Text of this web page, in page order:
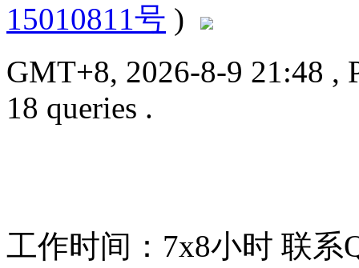
15010811号 )
GMT+8, 2026-8-9 21:48 ,
18 queries .
工作时间：7x8小时 联系